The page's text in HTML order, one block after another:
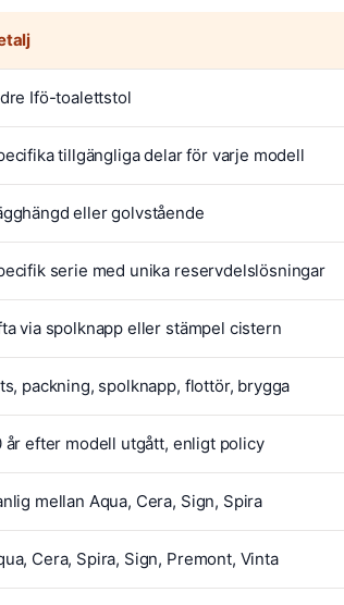
Ifö-toalettstol
tillgängliga delar för varje modell
eller golvstående
serie med unika reservdelslösningar
via spolknapp eller stämpel cistern
packning, spolknapp, flottör, brygga
år efter modell utgått, enligt policy
mellan Aqua, Cera, Sign, Spira
Cera, Spira, Sign, Premont, Vinta